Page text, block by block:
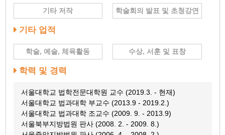
기타 저작 학술회의 발표 및 초청강연
기타 업적
학술, 예술, 체육활동 수상, 서훈 및 표창
학력 및 경력
서울대학교 법학전문대학원 교수 (2019.3. - 현재)
서울대학교 법과대학 부교수 (2013.9 - 2019.2.)
서울대학교 법과대학 조교수 (2009. 9. - 2013.9)
서울북부지방법원 판사 (2008. 2. - 2009. 8.)